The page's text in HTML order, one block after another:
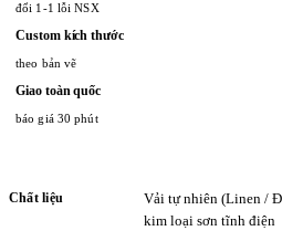
đổi 1-1 lỗi NSX
Custom kích thước
theo bản vẽ
Giao toàn quốc
báo giá 30 phút
Chất liệu
Vải tự nhiên (Linen /
kim loại sơn tĩnh điện